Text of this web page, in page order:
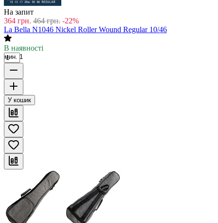
На запит
364 грн. 464 грн. -22%
La Bella N1046 Nickel Roller Wound Regular 10/46
В наявності
мин. 1
У кошик